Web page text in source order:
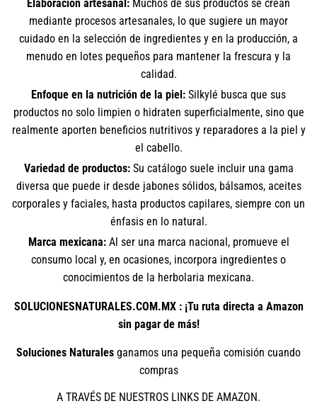
Elaboración artesanal: Muchos de sus productos se crean
mediante procesos artesanales, lo que sugiere un mayor
cuidado en la selección de ingredientes y en la producción, a
menudo en lotes pequeños para mantener la frescura y la
calidad.
Enfoque en la nutrición de la piel: Silkylé busca que sus
productos no solo limpien o hidraten superficialmente, sino que
realmente aporten beneficios nutritivos y reparadores a la piel y
el cabello.
Variedad de productos:Su catálogo suele incluir una gama
diversa que puede ir desde jabones sólidos, bálsamos, aceites
corporales y faciales, hasta productos capilares, siempre con un
énfasis en lo natural.
Marca mexicana:Al ser una marca nacional, promueve el
consumo local y, en ocasiones, incorpora ingredientes o
conocimientos de la herbolaria mexicana.
SOLUCIONESNATURALES.COM.MX : ¡Tu ruta directa a Amazon
sin pagar de más!
Soluciones Naturales ganamos una pequeña comisión cuando
compras
A TRAVÉS DE NUESTROS LINKS DE AMAZON.